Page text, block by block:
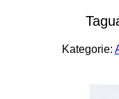
Kategorie: